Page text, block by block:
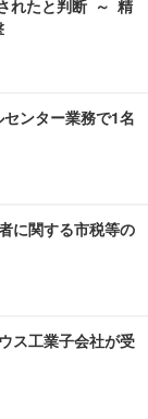
れたと判断 ～ 精
センター業務で1名
に関する市税等の
ス工業子会社が受